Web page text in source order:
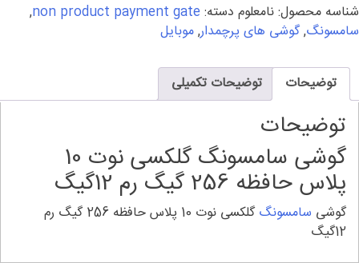
نوت
10
حافظه
12گیگ
عدد
شناسه محصول:نامعلوم دسته: non product payment gate
,
سامسونگ,گوشی های پرچمدار,موبایل
توضیحات توضیحات تکمیلی
توضیحات
گوشی سامسونگ گلکسی نوت 10
پلاس حافظه 256 گیگ رم 12گیگ
گوشی سامسونگ
گلکسی نوت 10 پلاس حافظه 256 گیگ رم
12گیگ